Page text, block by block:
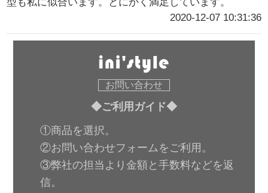
型も私に似合います。とにかく満足しています。
2020-12-07 10:31:36
お問い合わせ
◆ご利用ガイド◆
①商品を選択。
②お問い合わせフォームをご利用。
③弊社の担当より金額と手数料などを返
信。